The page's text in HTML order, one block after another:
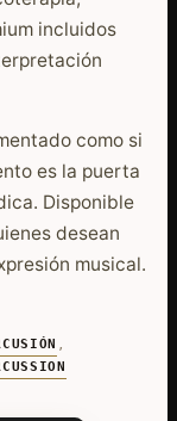
incluidos
como si
es la puerta
Disponible
desean
musical.
,